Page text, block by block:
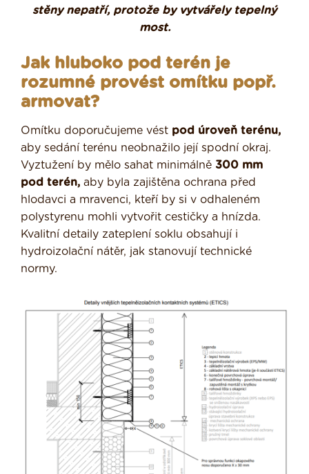
stěny nepatří, protože by vytvářely tepelný
most.
Jak hluboko pod terén je
rozumné provést omítku popř.
armovat?
Omítku doporučujeme vést pod úroveň terénu,
aby sedání terénu neobnažilo její spodní okraj.
Vyztužení by mělo sahat minimálně 300 mm
pod terén, aby byla zajištěna ochrana před
hlodavci a mravenci, kteří by si v odhaleném
polystyrenu mohli vytvořit cestičky a hnízda.
Kvalitní detaily zateplení soklu obsahují i
hydroizolační nátěr, jak stanovují technické
normy.